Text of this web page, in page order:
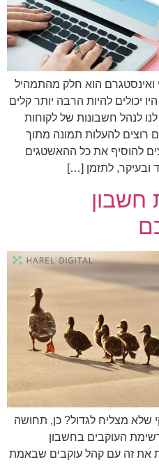
ואינסטגרם הוא חלק מהתמהיל
יכולים להיות הרבה יותר קלים
לנהל חשבונות של לקוחות
להעלות תמונה מתוך
להוסיף את כל ההאשטגים
ובעיקר, לתזמן […]
חשבון
שלא מצליח לגדול? כן, תחושה
העוקבים בחשבון
את זה עם קהל עוקבים שבאמת